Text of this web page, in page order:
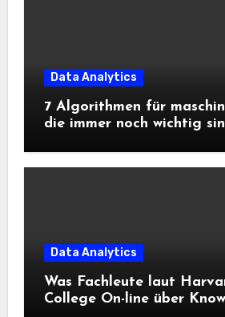
Data Analytics
7 Algorithmen für
die immer noch wichtig
Data Analytics
Was Fachleute laut
College On-line über